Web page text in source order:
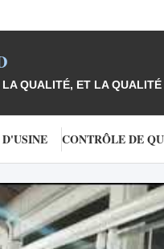
QUALITÉ, ET LA